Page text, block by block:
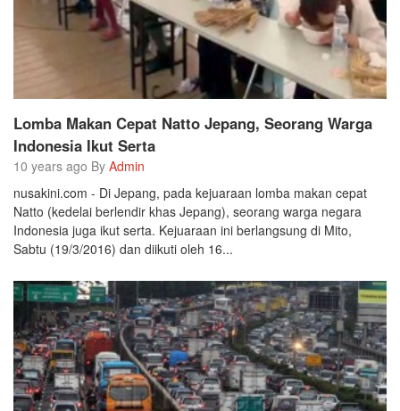
Lomba Makan Cepat Natto Jepang, Seorang Warga
Indonesia Ikut Serta
10 years ago By Admin
nusakini.com - Di Jepang, pada kejuaraan lomba makan cepat
Natto (kedelai berlendir khas Jepang), seorang warga negara
Indonesia juga ikut serta. Kejuaraan ini berlangsung di Mito,
Sabtu (19/3/2016) dan diikuti oleh 16...